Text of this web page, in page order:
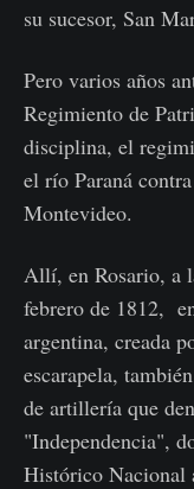
su sucesor, San
Pero varios años
Regimiento de
disciplina, el
el río Paraná
Montevideo.
Allí, en Rosario, a
febrero de 1812,
argentina, creada
escarapela,
de artillería que
"Independencia",
Histórico Nacional